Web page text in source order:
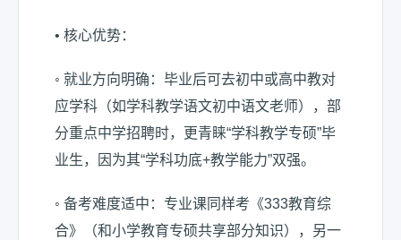
• 核心优势：
◦ 就业方向明确：毕业后可去初中或高中教对
应学科（如学科教学语文初中语文老师），部
分重点中学招聘时，更青睐“学科教学专硕”毕
业生，因为其“学科功底+教学能力”双强。
◦ 备考难度适中：专业课同样考《333教育综
合》（和小学教育专硕共享部分知识），另一